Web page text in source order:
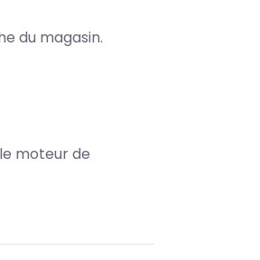
du magasin.
moteur de